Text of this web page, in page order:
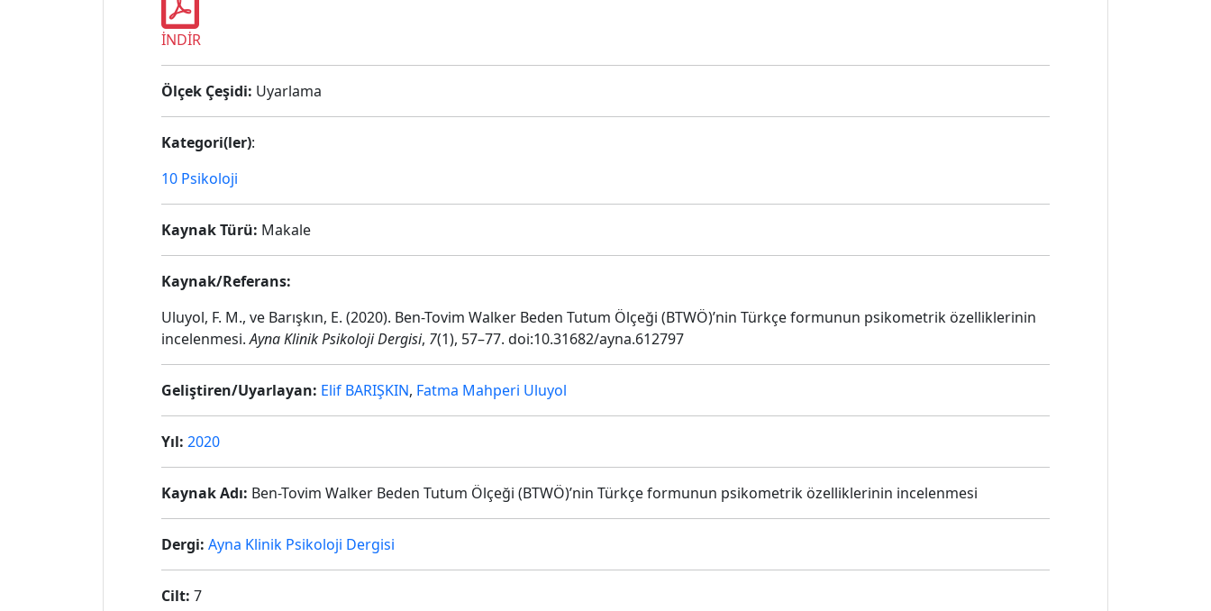
İNDİR
Ölçek Çeşidi: Uyarlama
Kategori(ler):
10 Psikoloji
Kaynak Türü: Makale
Kaynak/Referans:
Uluyol, F. M., ve Barışkın, E. (2020). Ben-Tovim Walker Beden Tutum Ölçeği (BTWÖ)’nin Türkçe formunun psikometrik özelliklerinin
incelenmesi.Ayna Klinik Psikoloji Dergisi, 7(1), 57–77. doi:10.31682/ayna.612797
Geliştiren/Uyarlayan: Elif BARIŞKIN, Fatma Mahperi Uluyol
Yıl: 2020
Kaynak Adı: Ben-Tovim Walker Beden Tutum Ölçeği (BTWÖ)’nin Türkçe formunun psikometrik özelliklerinin incelenmesi
Dergi: Ayna Klinik Psikoloji Dergisi
Cilt: 7